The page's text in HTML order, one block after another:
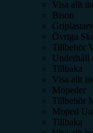
Visa allt
Bison
Övriga
Tillbehör
Underhåll
Tillbaka
Visa allt
Mopeder
Tillbehör
Moped
Tillbaka